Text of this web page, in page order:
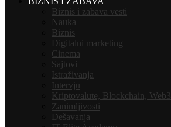
Biznis i zabava vesti
Nauka
Biznis
Digitalni marketing
Cinema
Sajtovi
Istraživanja
Intervju
Kriptovalute, Blockchain, Web3
Zanimljivosti
Dešavanja